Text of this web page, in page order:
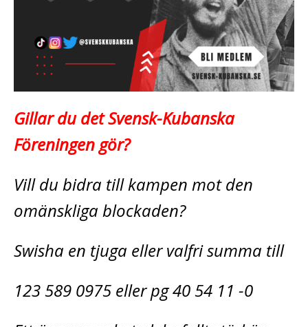
Gillar du det Svensk-Kubanska
Föreningen gör?
Vill du bidra till kampen mot den
omänskliga blockaden?
Swisha en tjuga eller valfri summa till
123 589 0975 eller pg 40 54 11 -0